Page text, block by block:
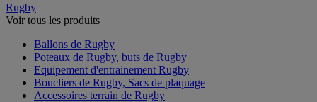
Rugby
Voir tous les produits
Ballons de Rugby
Poteaux de Rugby, buts de Rugby
Equipement d'entrainement Rugby
Boucliers de Rugby, Sacs de plaquage
Accessoires terrain de Rugby